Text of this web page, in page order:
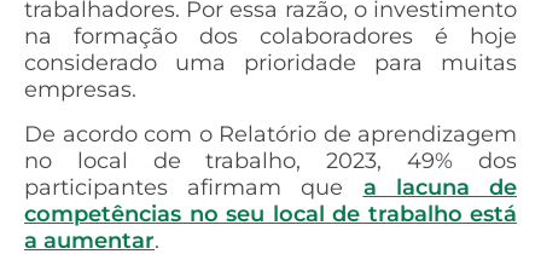
trabalhadores. Por essa razão, o investimento
na formação dos colaboradores é hoje
considerado uma prioridade para muitas
empresas.
De acordo com o Relatório de aprendizagem
no local de trabalho, 2023, 49% dos
participantes afirmam que a lacuna de
competências no seu local de trabalho está
a aumentar.